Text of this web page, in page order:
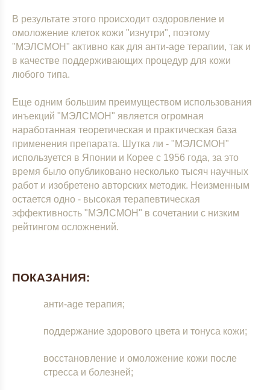
В результате этого происходит оздоровление и
омоложение клеток кожи "изнутри", поэтому
"МЭЛСМОН" активно как для анти-age терапии, так и
в качестве поддерживающих процедур для кожи
любого типа.
Еще одним большим преимуществом использования
инъекций "МЭЛСМОН" является огромная
наработанная теоретическая и практическая база
применения препарата. Шутка ли - "МЭЛСМОН"
используется в Японии и Корее с 1956 года, за это
время было опубликовано несколько тысяч научных
работ и изобретено авторских методик. Неизменным
остается одно - высокая терапевтическая
эффективность "МЭЛСМОН" в сочетании с низким
рейтингом осложнений.
ПОКАЗАНИЯ:
анти-age терапия;
поддержание здорового цвета и тонуса кожи;
восстановление и омоложение кожи после
стресса и болезней;